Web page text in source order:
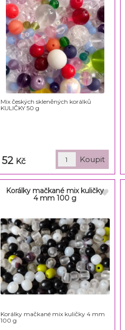
Mix českých skleněných korálků
KULIČKY 50 g
52 Kč
Korálky mačkané mix kuličky
4 mm 100 g
Korálky mačkané mix kuličky 4 mm
100 g